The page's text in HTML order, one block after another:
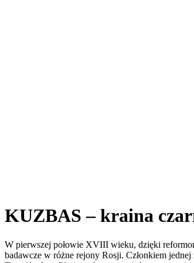
KUZBAS – kraina
W pierwszej połowie XVIII wieku, dzięki
badawcze w różne rejony Rosji. Członkiem